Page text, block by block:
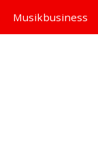
Musikbusiness